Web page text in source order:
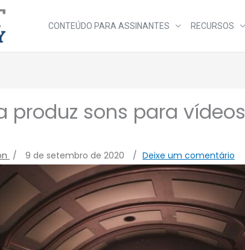
CONTEÚDO PARA ASSINANTES RECURSOS
produz sons para vídeos
/ 9 de setembro de 2020 / Deixe um comentário